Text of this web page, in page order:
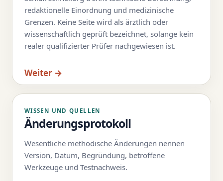
redaktionelle Einordnung und medizinische
Grenzen. Keine Seite wird als ärztlich oder
wissenschaftlich geprüft bezeichnet, solange kein
realer qualifizierter Prüfer nachgewiesen ist.
Weiter →
WISSEN UND QUELLEN
Änderungsprotokoll
Wesentliche methodische Änderungen nennen
Version, Datum, Begründung, betroffene
Werkzeuge und Testnachweis.